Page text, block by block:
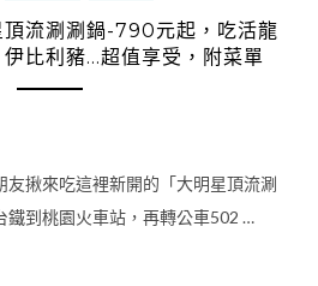
頂流涮涮鍋-790元起，吃活龍
比利豬…超值享受，附菜單
揪來吃這裡新開的「大明星頂流涮
鐵到桃園火車站，再轉公車502 …